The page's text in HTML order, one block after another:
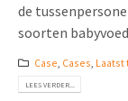
de
soorten
Case, Cases, Laatst
LEES VERDER...